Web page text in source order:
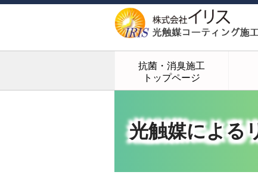
抗菌・消臭施工
トップページ
光触媒による